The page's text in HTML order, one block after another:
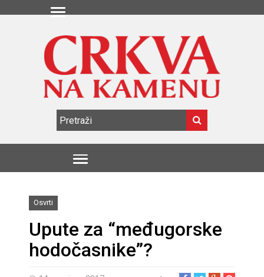
Osvrti
Upute za “međugorske
hodočasnike”?